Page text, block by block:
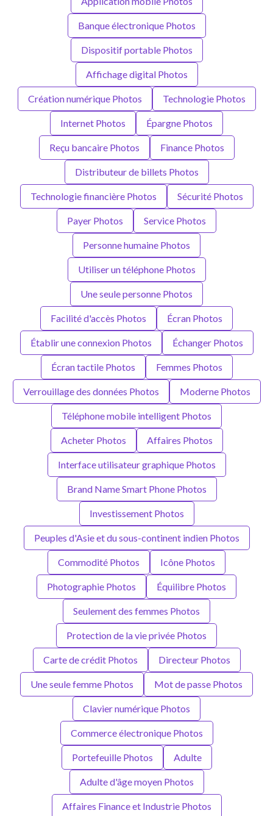
Banque électronique Photos
Dispositif portable Photos
Affichage digital Photos
Création numérique Photos Technologie Photos
Internet Photos Épargne Photos
Reçu bancaire Photos Finance Photos
Distributeur de billets Photos
Technologie financière Photos Sécurité Photos
Payer Photos Service Photos
Personne humaine Photos
Utiliser un téléphone Photos
Une seule personne Photos
Facilité d'accès Photos Écran Photos
Établir une connexion Photos Échanger Photos
Écran tactile Photos Femmes Photos
Verrouillage des données Photos Moderne Photos
Téléphone mobile intelligent Photos
Acheter Photos Affaires Photos
Interface utilisateur graphique Photos
Brand Name Smart Phone Photos
Investissement Photos
Peuples d'Asie et du sous-continent indien Photos
Commodité Photos Icône Photos
Photographie Photos Équilibre Photos
Seulement des femmes Photos
Protection de la vie privée Photos
Carte de crédit Photos Directeur Photos
Une seule femme Photos Mot de passe Photos
Clavier numérique Photos
Commerce électronique Photos
Portefeuille Photos Adulte
Adulte d'âge moyen Photos
Affaires Finance et Industrie Photos